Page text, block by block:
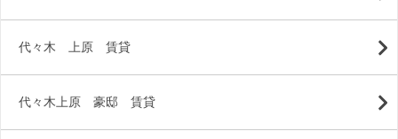
代々木 上原 賃貸
代々木上原 豪邸 賃貸